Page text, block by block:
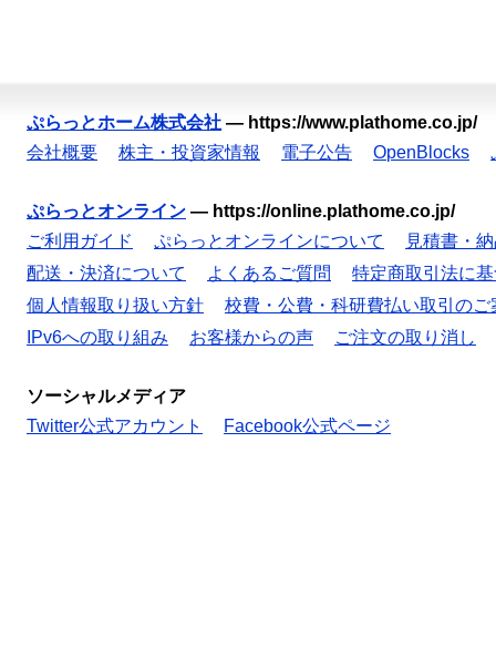
ぷらっとホーム株式会社 — https://www.plathome.co.jp/
会社概要
株主・投資家情報 電子公告 OpenBlocks
ぷらっとオンライン — https://online.plathome.co.jp/
ご利用ガイド
ぷらっとオンラインについて
見積書・
配送・決済について
よくあるご質問
特定商取引法に
個人情報取り扱い方針
校費・公費・科研費払い取引のご
IPv6への取り組み
お客様からの声 ご注文の取り消し
ソーシャルメディア
Twitter公式アカウント
Facebook公式ページ